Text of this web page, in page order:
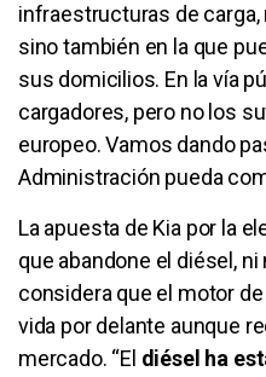
infraestructuras de
sino también en la que
sus domicilios. En la vía
cargadores, pero no los
europeo. Vamos dando
Administración pueda
La apuesta de Kia por la
que abandone el diésel,
considera que el motor
vida por delante aunque
mercado. “El diésel ha